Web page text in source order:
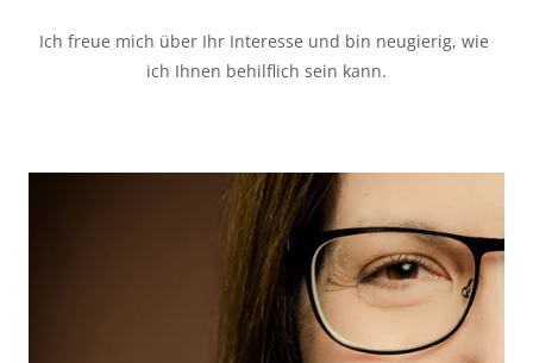
Ich freue mich über Ihr Interesse und bin neugierig, wie
ich Ihnen behilflich sein kann.